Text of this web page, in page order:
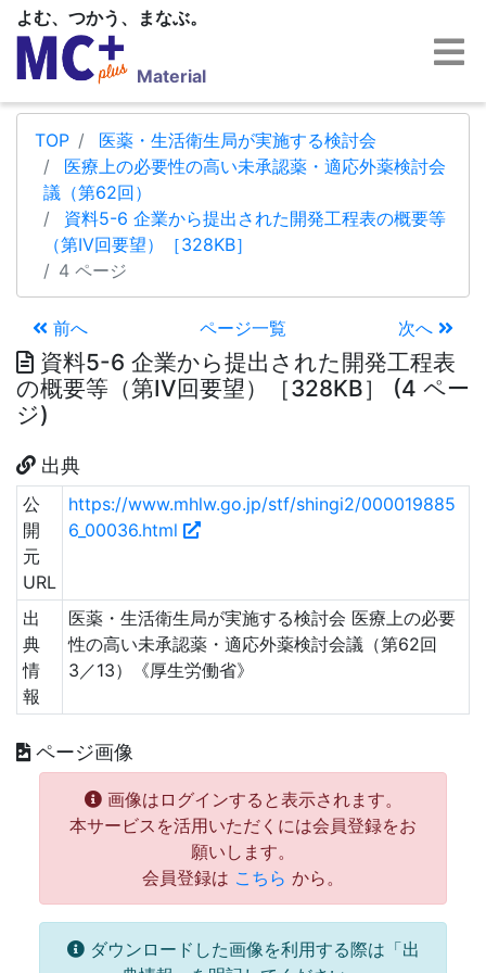
よむ、つかう、まなぶ。
Material
TOP
医薬・生活衛生局が実施する検討会
医療上の必要性の高い未承認薬・適応外薬検討会
議（第62回）
資料5-6 企業から提出された開発工程表の概要等
（第IV回要望）［328KB］
4 ページ
前へ ページ一覧 次へ
資料5-6 企業から提出された開発工程表
の概要等（第IV回要望）［328KB］ (4 ペー
ジ)
出典
公
開
元
URL
https://www.mhlw.go.jp/stf/shingi2/000019885
6_00036.html
出
典
情
報
医薬・生活衛生局が実施する検討会 医療上の必要
性の高い未承認薬・適応外薬検討会議（第62回
3／13）《厚生労働省》
ページ画像
画像はログインすると表示されます。
本サービスを活用いただくには会員登録をお
願いします。
会員登録は こちら から。
ダウンロードした画像を利用する際は「出